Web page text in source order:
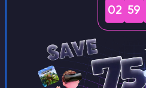
02 59